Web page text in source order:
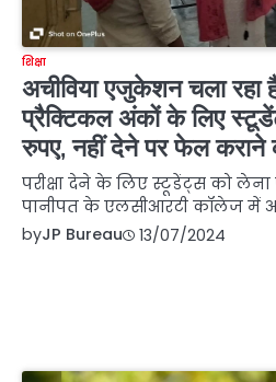
शिक्षा
अचीविया एजुकेशन चला रहा
प्रैक्टिकल अंकों के लिए
रुपए, नहीं देने पर फेल कराने
परीक्षा देने के लिए स्टूडेंट्स को लेना
पानीपत के एलसीआरटी कॉलेज में
byJP Bureau 13/07/2024